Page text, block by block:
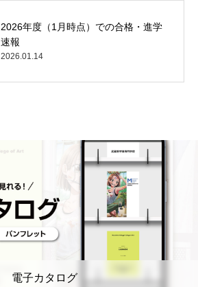
2026年度（1月時点）での合格・進学
速報
2026.01.14
電子カタログ